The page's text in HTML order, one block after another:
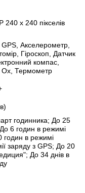
x 240 пікселів
GPS Акселерометр
Гіроскоп
Датчик
компас
Ox Термометр
годинника; До 25
6 годин в режимі
годин в режимі
заряду з GPS; До 20
До 34 днів в